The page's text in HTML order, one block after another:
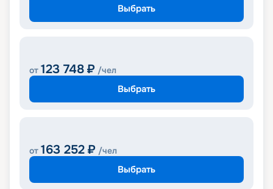
Выбрать
от 123 748 ₽ /чел
Выбрать
от 163 252 ₽ /чел
Выбрать